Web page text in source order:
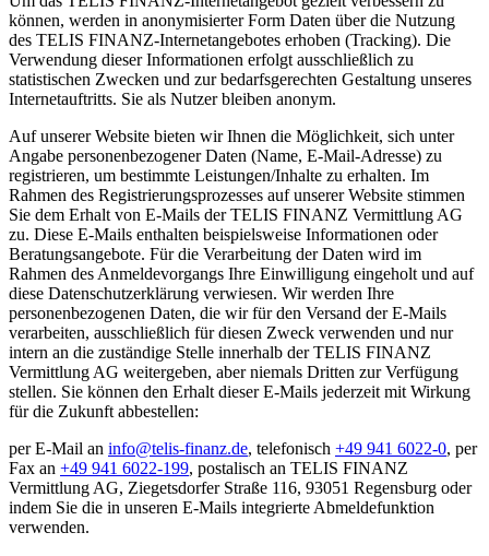
können, werden in anonymisierter Form Daten über die Nutzung
des TELIS FINANZ-Internetangebotes erhoben (Tracking). Die
Verwendung dieser Informationen erfolgt ausschließlich zu
statistischen Zwecken und zur bedarfsgerechten Gestaltung unseres
Internetauftritts. Sie als Nutzer bleiben anonym.
Auf unserer Website bieten wir Ihnen die Möglichkeit, sich unter
Angabe personenbezogener Daten (Name, E-Mail-Adresse) zu
registrieren, um bestimmte Leistungen/Inhalte zu erhalten. Im
Rahmen des Registrierungsprozesses auf unserer Website stimmen
Sie dem Erhalt von E-Mails der TELIS FINANZ Vermittlung AG
zu. Diese E-Mails enthalten beispielsweise Informationen oder
Beratungsangebote. Für die Verarbeitung der Daten wird im
Rahmen des Anmeldevorgangs Ihre Einwilligung eingeholt und auf
diese Datenschutzerklärung verwiesen. Wir werden Ihre
personenbezogenen Daten, die wir für den Versand der E-Mails
verarbeiten, ausschließlich für diesen Zweck verwenden und nur
intern an die zuständige Stelle innerhalb der TELIS FINANZ
Vermittlung AG weitergeben, aber niemals Dritten zur Verfügung
stellen. Sie können den Erhalt dieser E-Mails jederzeit mit Wirkung
für die Zukunft abbestellen:
per E-Mail an info@telis-finanz.de, telefonisch +49 941 6022-0, per
Fax an +49 941 6022-199, postalisch an TELIS FINANZ
Vermittlung AG, Ziegetsdorfer Straße 116, 93051 Regensburg oder
indem Sie die in unseren E-Mails integrierte Abmeldefunktion
verwenden.